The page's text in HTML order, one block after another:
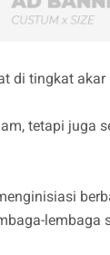
di tingkat akar
tetapi juga
lembaga